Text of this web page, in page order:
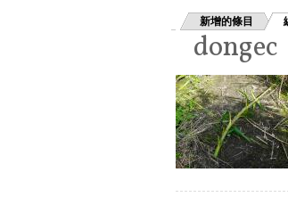
新增的條目
dongec